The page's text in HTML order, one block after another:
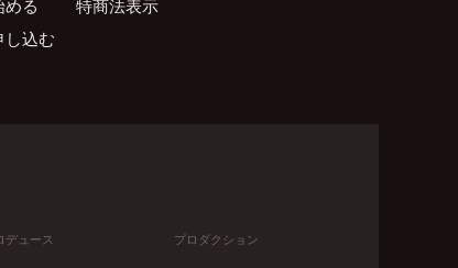
る
込む
特商法表示
デュース プロダクション